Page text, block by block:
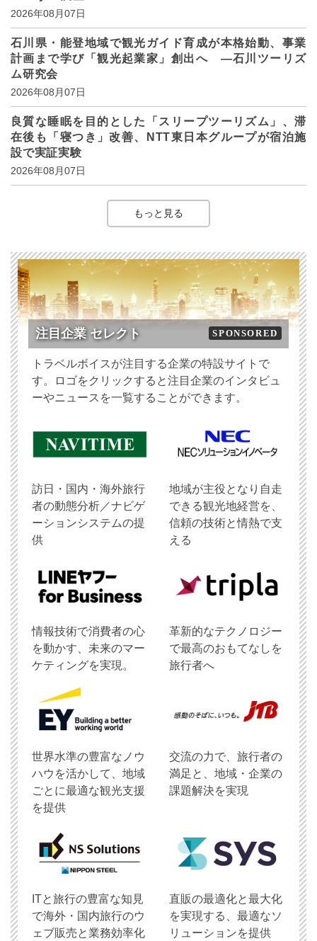
2026年08月07日
石川県・能登地域で観光ガイド育成が本格始動、事業
計画まで学び「観光起業家」創出へ ―石川ツーリズ
ム研究会
2026年08月07日
良質な睡眠を目的とした「スリープツーリズム」、滞
在後も「寝つき」改善、NTT東日本グループが宿泊施
設で実証実験
2026年08月07日
もっと見る
注目企業 セレクト SPONSORED
トラベルボイスが注目する企業の特設サイトで
す。ロゴをクリックすると注目企業のインタビュ
ーやニュースを一覧することができます。
訪日・国内・海外旅行
者の動態分析／ナビゲ
ーションシステムの提
供
地域が主役となり自走
できる観光地経営を、
信頼の技術と情熱で支
える
情報技術で消費者の心
を動かす、未来のマー
ケティングを実現。
革新的なテクノロジー
で最高のおもてなしを
旅行者へ
世界水準の豊富なノウ
ハウを活かして、地域
ごとに最適な観光支援
を提供
交流の力で、旅行者の
満足と、地域・企業の
課題解決を実現
ITと旅行の豊富な知見
で海外・国内旅行のウ
ェブ販売と業務効率化
直販の最適化と最大化
を実現する、最適なソ
リューションを提供